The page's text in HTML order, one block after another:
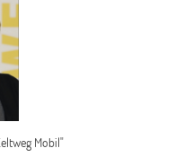
Mobil"